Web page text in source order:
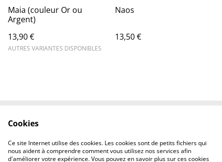
Maia (couleur Or ou
Argent)
13,90 €
AUTRES VARIANTES DISPONIBLES
Naos
13,50 €
Politique de
confidentialité
Politique de cookies
Cookies
Ce site Internet utilise des cookies. Les cookies sont de petits fichiers qui
nous aident à comprendre comment vous utilisez nos services afin
d'améliorer votre expérience. Vous pouvez en savoir plus sur ces cookies